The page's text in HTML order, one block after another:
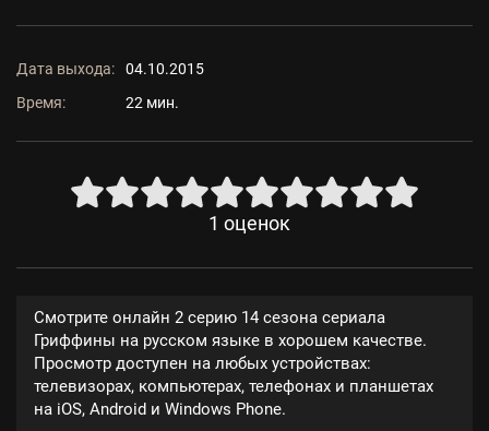
Дата выхода:
04.10.2015
Время:
22 мин.
1 оценок
Смотрите онлайн 2 серию 14 сезона сериала
Гриффины на русском языке в хорошем качестве.
Просмотр доступен на любых устройствах:
телевизорах, компьютерах, телефонах и планшетах
на iOS, Android и Windows Phone.